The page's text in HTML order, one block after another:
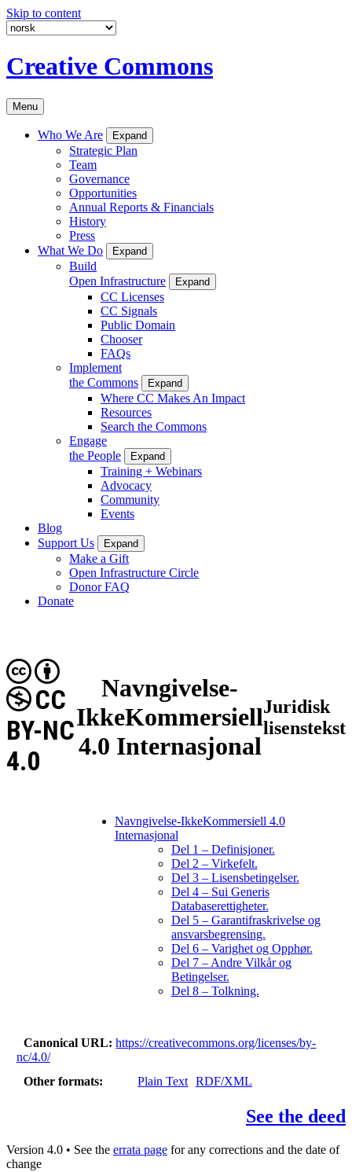
Skip to content
Creative Commons
Menu
Who We Are Expand
Strategic Plan
Team
Governance
Opportunities
Annual Reports & Financials
History
Press
What We Do
Expand
Build
Open Infrastructure
Expand
CC Licenses
CC Signals
Public Domain
Chooser
FAQs
Implement
the Commons
Expand
Where CC Makes An Impact
Resources
Search the Commons
Engage
the People
Expand
Training + Webinars
Advocacy
Community
Events
Blog
Support Us
Expand
Make a Gift
Open Infrastructure Circle
Donor FAQ
Donate
Navngivelse-
IkkeKommersiell
4.0 Internasjonal
CC
BY-NC
4.0
Juridisk
lisenstekst
Navngivelse-IkkeKommersiell 4.0
Internasjonal
Del 1 – Definisjoner.
Del 2 – Virkefelt.
Del 3 – Lisensbetingelser.
Del 4 – Sui Generis
Databaserettigheter.
Del 5 – Garantifraskrivelse og
ansvarsbegrensing.
Del 6 – Varighet og Opphør.
Del 7 – Andre Vilkår og
Betingelser.
Del 8 – Tolkning.
Canonical URL
https://creativecommons.org/licenses/by-
nc/4.0/
Other formats
Plain Text RDF/XML
See the deed
Version 4.0 • See the errata page for any corrections and the date of
change